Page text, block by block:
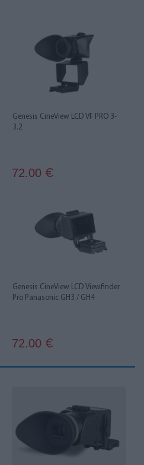
Genesis CineView LCD VF PRO 3-
3.2
72.00 €
Genesis CineView LCD Viewfinder
Pro Panasonic GH3 / GH4
72.00 €